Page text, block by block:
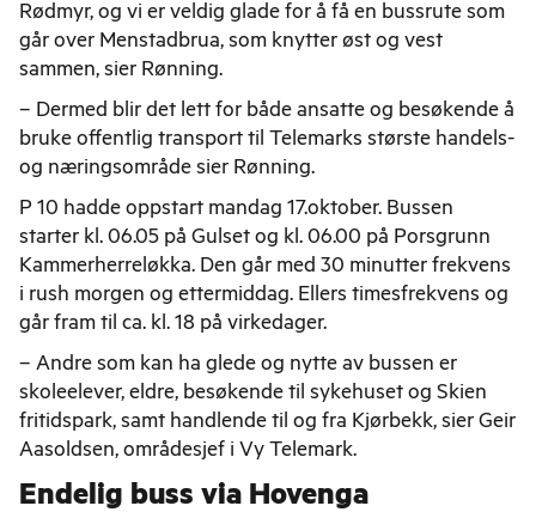
Rødmyr, og vi er veldig glade for å få en bussrute som
går over Menstadbrua, som knytter øst og vest
sammen, sier Rønning.
– Dermed blir det lett for både ansatte og besøkende å
bruke offentlig transport til Telemarks største handels-
og næringsområde sier Rønning.
P 10 hadde oppstart mandag 17.oktober. Bussen
starter kl. 06.05 på Gulset og kl. 06.00 på Porsgrunn
Kammerherreløkka. Den går med 30 minutter frekvens
i rush morgen og ettermiddag. Ellers timesfrekvens og
går fram til ca. kl. 18 på virkedager.
– Andre som kan ha glede og nytte av bussen er
skoleelever, eldre, besøkende til sykehuset og Skien
fritidspark, samt handlende til og fra Kjørbekk, sier Geir
Aasoldsen, områdesjef i Vy Telemark.
Endelig buss via Hovenga